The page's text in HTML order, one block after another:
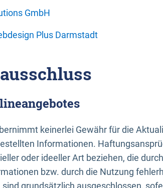
GmbH
Plus Darmstadt
keinerlei Gewähr für die
Informationen.
oder ideeller Art beziehen, die
bzw. durch die Nutzung
grundsätzlich ausgeschlossen,